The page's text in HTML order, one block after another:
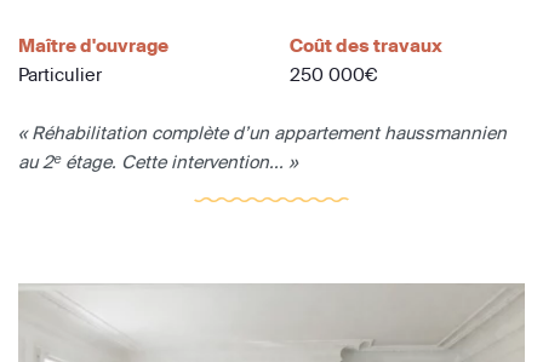
Maître d'ouvrage
Particulier
Coût des travaux
250 000€
« Réhabilitation complète d’un appartement haussmannien
au 2ᵉ étage. Cette intervention... »